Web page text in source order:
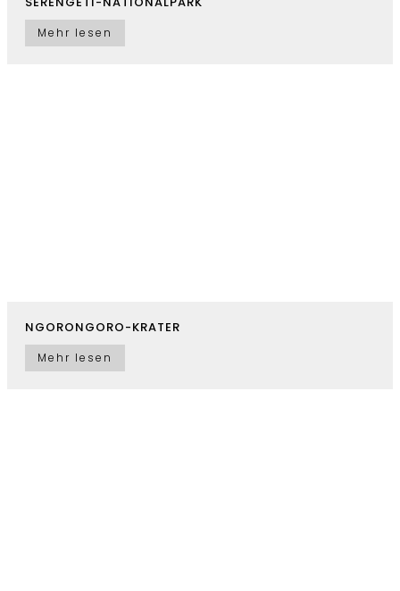
Mehr lesen
NGORONGORO-KRATER
Mehr lesen